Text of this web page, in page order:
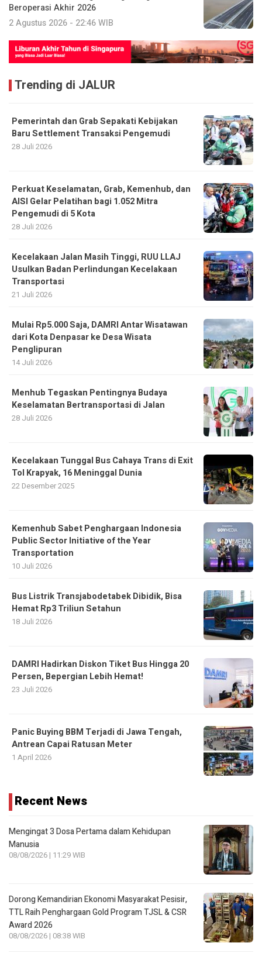
Beroperasi Akhir 2026
2 Agustus 2026 - 22:46 WIB
Trending di JALUR
Pemerintah dan Grab Sepakati Kebijakan
Baru Settlement Transaksi Pengemudi
28 Juli 2026
Perkuat Keselamatan, Grab, Kemenhub, dan
AISI Gelar Pelatihan bagi 1.052 Mitra
Pengemudi di 5 Kota
28 Juli 2026
Kecelakaan Jalan Masih Tinggi, RUU LLAJ
Usulkan Badan Perlindungan Kecelakaan
Transportasi
21 Juli 2026
Mulai Rp5.000 Saja, DAMRI Antar Wisatawan
dari Kota Denpasar ke Desa Wisata
Penglipuran
14 Juli 2026
Menhub Tegaskan Pentingnya Budaya
Keselamatan Bertransportasi di Jalan
28 Juli 2026
Kecelakaan Tunggal Bus Cahaya Trans di Exit
Tol Krapyak, 16 Meninggal Dunia
22 Desember 2025
Kemenhub Sabet Penghargaan Indonesia
Public Sector Initiative of the Year
Transportation
10 Juli 2026
Bus Listrik Transjabodetabek Dibidik, Bisa
Hemat Rp3 Triliun Setahun
18 Juli 2026
DAMRI Hadirkan Diskon Tiket Bus Hingga 20
Persen, Bepergian Lebih Hemat!
23 Juli 2026
Panic Buying BBM Terjadi di Jawa Tengah,
Antrean Capai Ratusan Meter
1 April 2026
Recent News
Mengingat 3 Dosa Pertama dalam Kehidupan
Manusia
08/08/2026 | 11:29 WIB
Dorong Kemandirian Ekonomi Masyarakat Pesisir,
TTL Raih Penghargaan Gold Program TJSL & CSR
Award 2026
08/08/2026 | 08:38 WIB